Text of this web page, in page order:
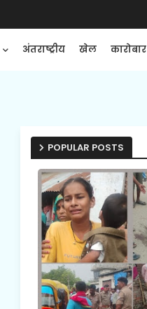
अंतराष्ट्रीय खेल कारोबार
POPULAR POSTS